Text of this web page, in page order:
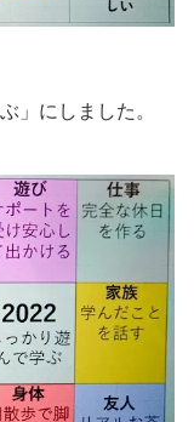
」にしました。